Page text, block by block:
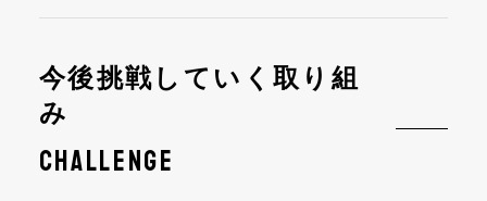
今後挑戦していく取り組
み
CHALLENGE